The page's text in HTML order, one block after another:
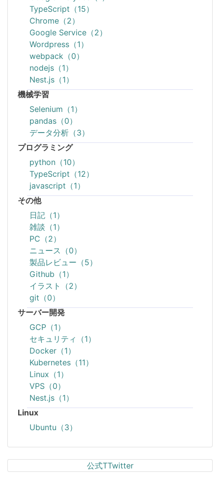
TypeScript（15）
Chrome（2）
Google Service（2）
Wordpress（1）
webpack（0）
nodejs（1）
Nest.js（1）
機械学習
Selenium（1）
pandas（0）
データ分析（3）
プログラミング
python（10）
TypeScript（12）
javascript（1）
その他
日記（1）
雑談（1）
PC（2）
ニュース（0）
製品レビュー（5）
Github（1）
イラスト（2）
git（0）
サーバー開発
GCP（1）
セキュリティ（1）
Docker（1）
Kubernetes（11）
Linux（1）
VPS（0）
Nest.js（1）
Linux
Ubuntu（3）
公式TTwitter